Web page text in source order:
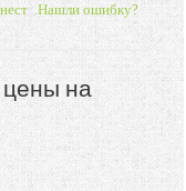
Нашли ошибку?
цены на